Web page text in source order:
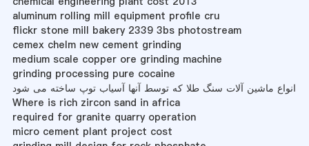
aluminum rolling mill equipment profile cru
flickr stone mill bakery 2339 3bs photostream
cemex chelm new cement grinding
medium scale copper ore grinding machine
grinding processing pure cocaine
انواع ماشین آلات سنگ طلا که توسط آنها آسیاب توپ ساخته می شود
Where is rich zircon sand in africa
required for granite quarry operation
micro cement plant project cost